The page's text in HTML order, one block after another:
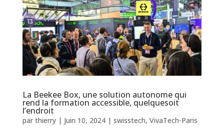
La Beekee Box, une solution autonome qui
rend la formation accessible, quelquesoit
l’endroit
par thierry| Juin 10, 2024| swisstech, VivaTech-Paris